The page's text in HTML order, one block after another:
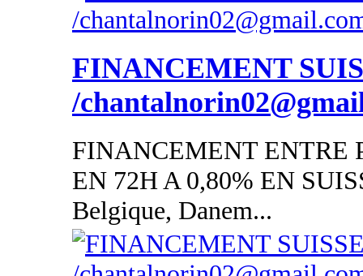
FINANCEMENT
/
FINANCEMENT ENTRE
EN 72H A 0,80% EN
Belgique, Danem...